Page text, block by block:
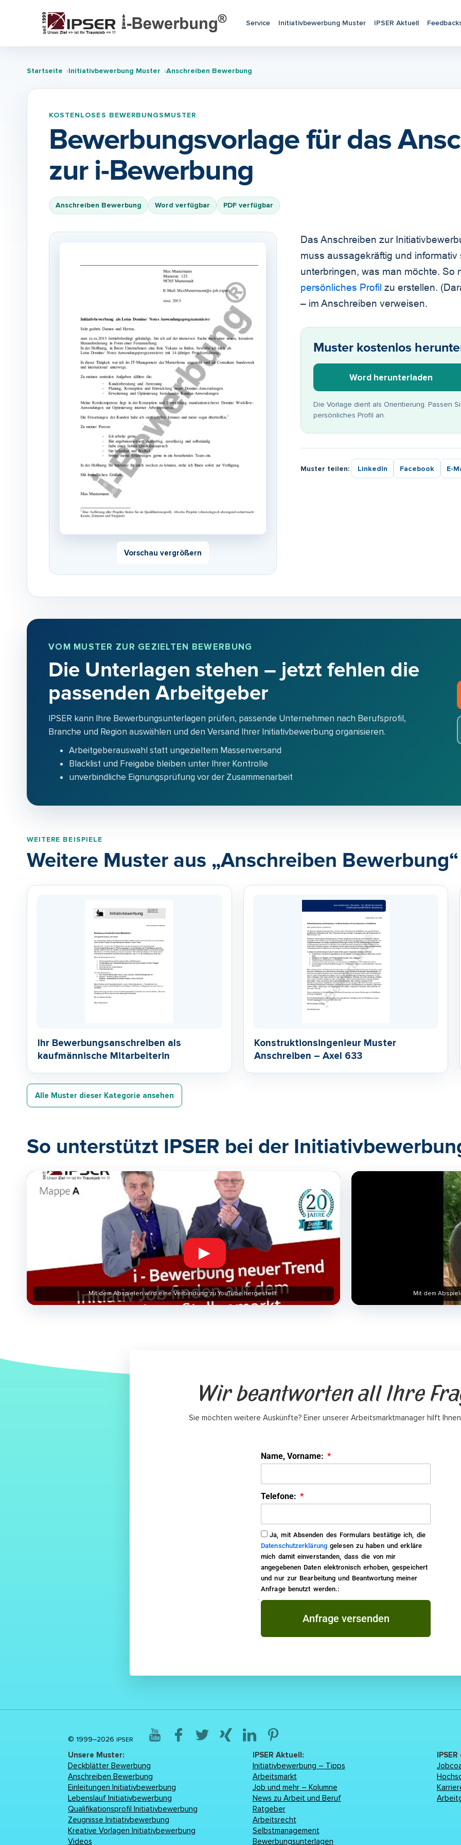
Service Initiativbewerbung Muster IPSER Aktuell
Startseite Initiativbewerbung Muster Anschreiben Bewerbung
KOSTENLOSES BEWERBUNGSMUSTER
Bewerbungsvorlage für das
zur i-Bewerbung
Anschreiben Bewerbung Word verfügbar PDF verfügbar
Vorschau vergrößern
Das Anschreiben zur
muss aussagekräftig und
unterbringen, was man möchte. So
persönliches Profil zu erstellen.
– im Anschreiben verweisen.
Muster kostenlos
Word herunterladen
Die Vorlage dient als Orientierung. Passen
persönliches Profil an.
Muster teilen: LinkedIn Facebook E-
VOM MUSTER ZUR GEZIELTEN BEWERBUNG
Die Unterlagen stehen – jetzt fehlen die
passenden Arbeitgeber
IPSER kann Ihre Bewerbungsunterlagen prüfen, passende Unternehmen nach Berufsprofil,
Branche und Region auswählen und den Versand Ihrer Initiativbewerbung organisieren.
Arbeitgeberauswahl statt ungezieltem Massenversand
Blacklist und Freigabe bleiben unter Ihrer Kontrolle
unverbindliche Eignungsprüfung vor der Zusammenarbeit
WEITERE BEISPIELE
Weitere Muster aus „Anschreiben Bewerbung“
Ihr Bewerbungsanschreiben als
kaufmännische Mitarbeiterin
Konstruktionsingenieur Muster
Anschreiben – Axel 633
Alle Muster dieser Kategorie ansehen
So unterstützt IPSER bei der
▶
Mit dem Abspielen wird eine Verbindung zu YouTube hergestellt. Mit dem
Wir beantworten all Ihre
Sie möchten weitere Auskünfte? Einer unserer Arbeitsmarktmanager hilft
Name, Vorname:
Telefone:
Ja, mit Absenden des Formulars bestätige ich, die
Datenschutzerklärung gelesen zu haben und erkläre
mich damit einverstanden, dass die von mir
angegebenen Daten elektronisch erhoben, gespeichert
und nur zur Bearbeitung und Beantwortung meiner
Anfrage benutzt werden.:
Anfrage versenden
© 1999–2026 IPSER
Unsere Muster:
Deckblätter Bewerbung
Anschreiben Bewerbung
Einleitungen Initiativbewerbung
Lebenslаuf Initiativbewerbung
Qualifikationsprofil Initiativbewerbung
Zeugnisse Initiativbewerbung
Kreative Vorlagen Initiativbewerbung
Videos
IPSER Aktuell:
Initiativbewerbung – Tipps
Arbeitsmarkt
Job und mehr – Kolumne
News zu Arbeit und Beruf
Ratgeber
Arbeitsrecht
Selbstmanagement
Bewerbungsunterlagen